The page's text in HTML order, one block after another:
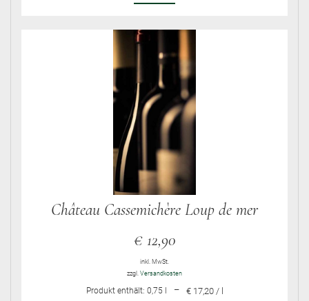
Château Cassemichère Loup de mer
€12,90
inkl. MwSt.
zzgl. Versandkosten
Produkt enthält: 0,75 l – € 17,20 / l